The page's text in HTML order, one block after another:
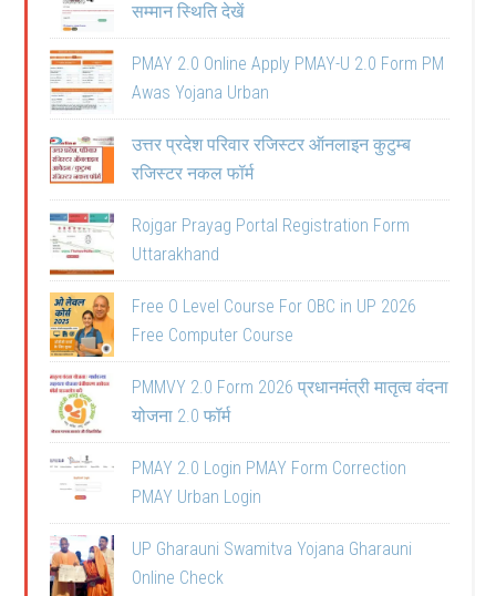
सम्मान स्थिति देखें
PMAY 2.0 Online Apply PMAY-U 2.0 Form PM
Awas Yojana Urban
उत्तर प्रदेश परिवार रजिस्टर ऑनलाइन कुटुम्ब
रजिस्टर नकल फॉर्म
Rojgar Prayag Portal Registration Form
Uttarakhand
Free O Level Course For OBC in UP 2026
Free Computer Course
PMMVY 2.0 Form 2026 प्रधानमंत्री मातृत्व वंदना
योजना 2.0 फॉर्म
PMAY 2.0 Login PMAY Form Correction
PMAY Urban Login
UP Gharauni Swamitva Yojana Gharauni
Online Check